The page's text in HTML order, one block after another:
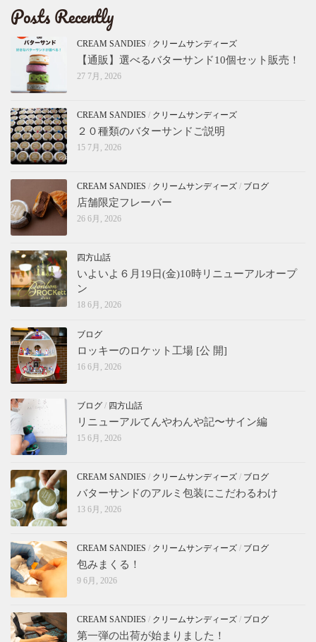
Posts Recently
CREAM SANDIES / クリームサンディーズ
【通販】選べるバターサンド10個セット販売！
27 7月, 2026
CREAM SANDIES / クリームサンディーズ
２０種類のバターサンドご説明
15 7月, 2026
CREAM SANDIES / クリームサンディーズ / ブログ
店舗限定フレーバー
26 6月, 2026
四方山話
いよいよ６月19日(金)10時リニューアルオープ
ン
18 6月, 2026
ブログ
ロッキーのロケット工場 [公 開]
16 6月, 2026
ブログ / 四方山話
リニューアルてんやわんや記〜サイン編
15 6月, 2026
CREAM SANDIES / クリームサンディーズ / ブログ
バターサンドのアルミ包装にこだわるわけ
13 6月, 2026
CREAM SANDIES / クリームサンディーズ / ブログ
包みまくる！
9 6月, 2026
CREAM SANDIES / クリームサンディーズ / ブログ
第一弾の出荷が始まりました！